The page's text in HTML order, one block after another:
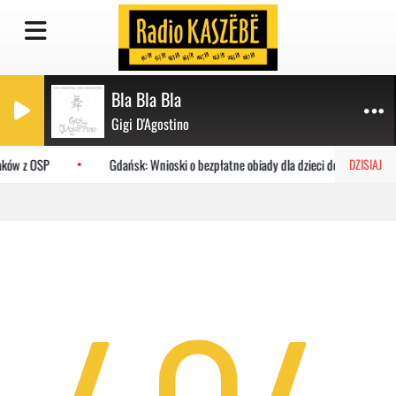
Bla Bla Bla
Gigi D'Agostino
DZISIAJ
z OSP Gdańsk: Wnioski o bezpłatne obiady dla dzieci do MOPR